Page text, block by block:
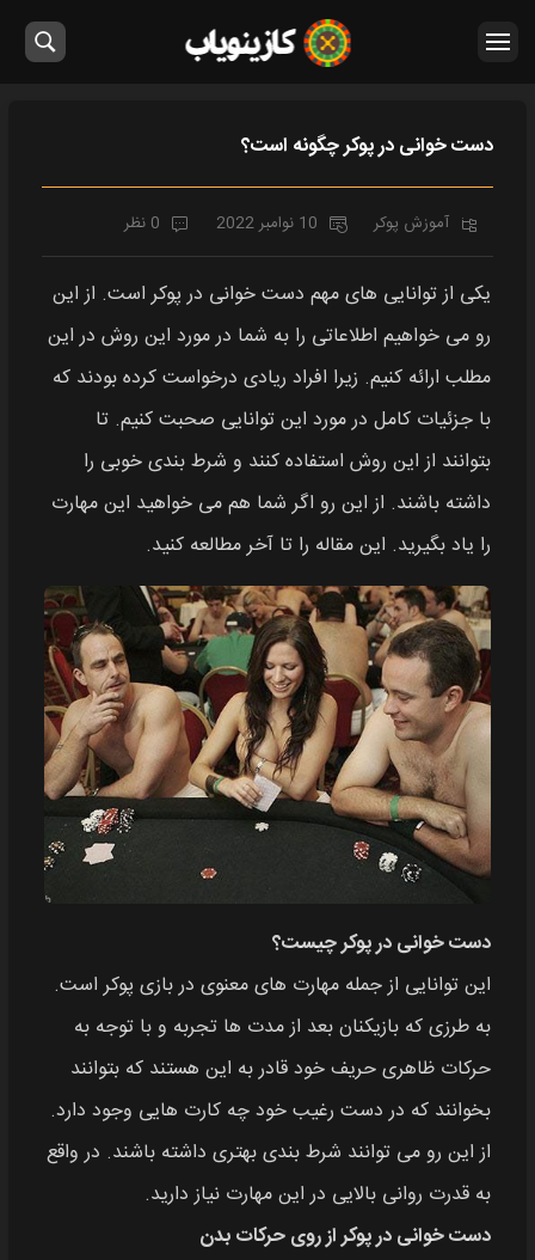
دست خوانی در پوکر چگونه است؟
آموزش پوکر 10 نوامبر 2022 0 نظر
یکی از توانایی های مهم دست خوانی در پوکر است. از این
رو می خواهیم اطلاعاتی را به شما در مورد این روش در این
مطلب ارائه کنیم. زیرا افراد ریادی درخواست کرده بودند که
با جزئیات کامل در مورد این توانایی صحبت کنیم. تا
بتوانند از این روش استفاده کنند و شرط بندی خوبی را
داشته باشند. از این رو اگر شما هم می خواهید این مهارت
را یاد بگیرید. این مقاله را تا آخر مطالعه کنید.
دست خوانی در پوکر چیست؟
این توانایی از جمله مهارت های معنوی در بازی پوکر است.
به طرزی که بازیکنان بعد از مدت ها تجربه و با توجه به
حرکات ظاهری حریف خود قادر به این هستند که بتوانند
بخوانند که در دست رغیب خود چه کارت هایی وجود دارد.
از این رو می توانند شرط بندی بهتری داشته باشند. در واقع
به قدرت روانی بالایی در این مهارت نیاز دارید.
دست خوانی در پوکر از روی حرکات بدن